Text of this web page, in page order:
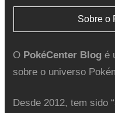
Sobre o
O PokéCenter Blogé
sobre o universo
Desde 2012, tem sido